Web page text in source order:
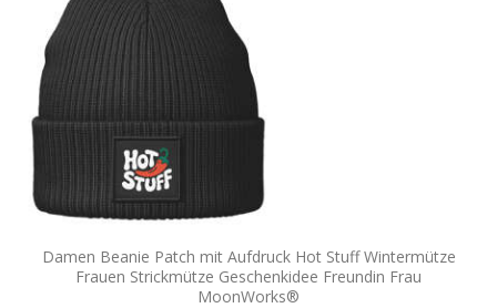
Damen Beanie Patch mit Aufdruck Hot Stuff Wintermütze
Frauen Strickmütze Geschenkidee Freundin Frau
MoonWorks®